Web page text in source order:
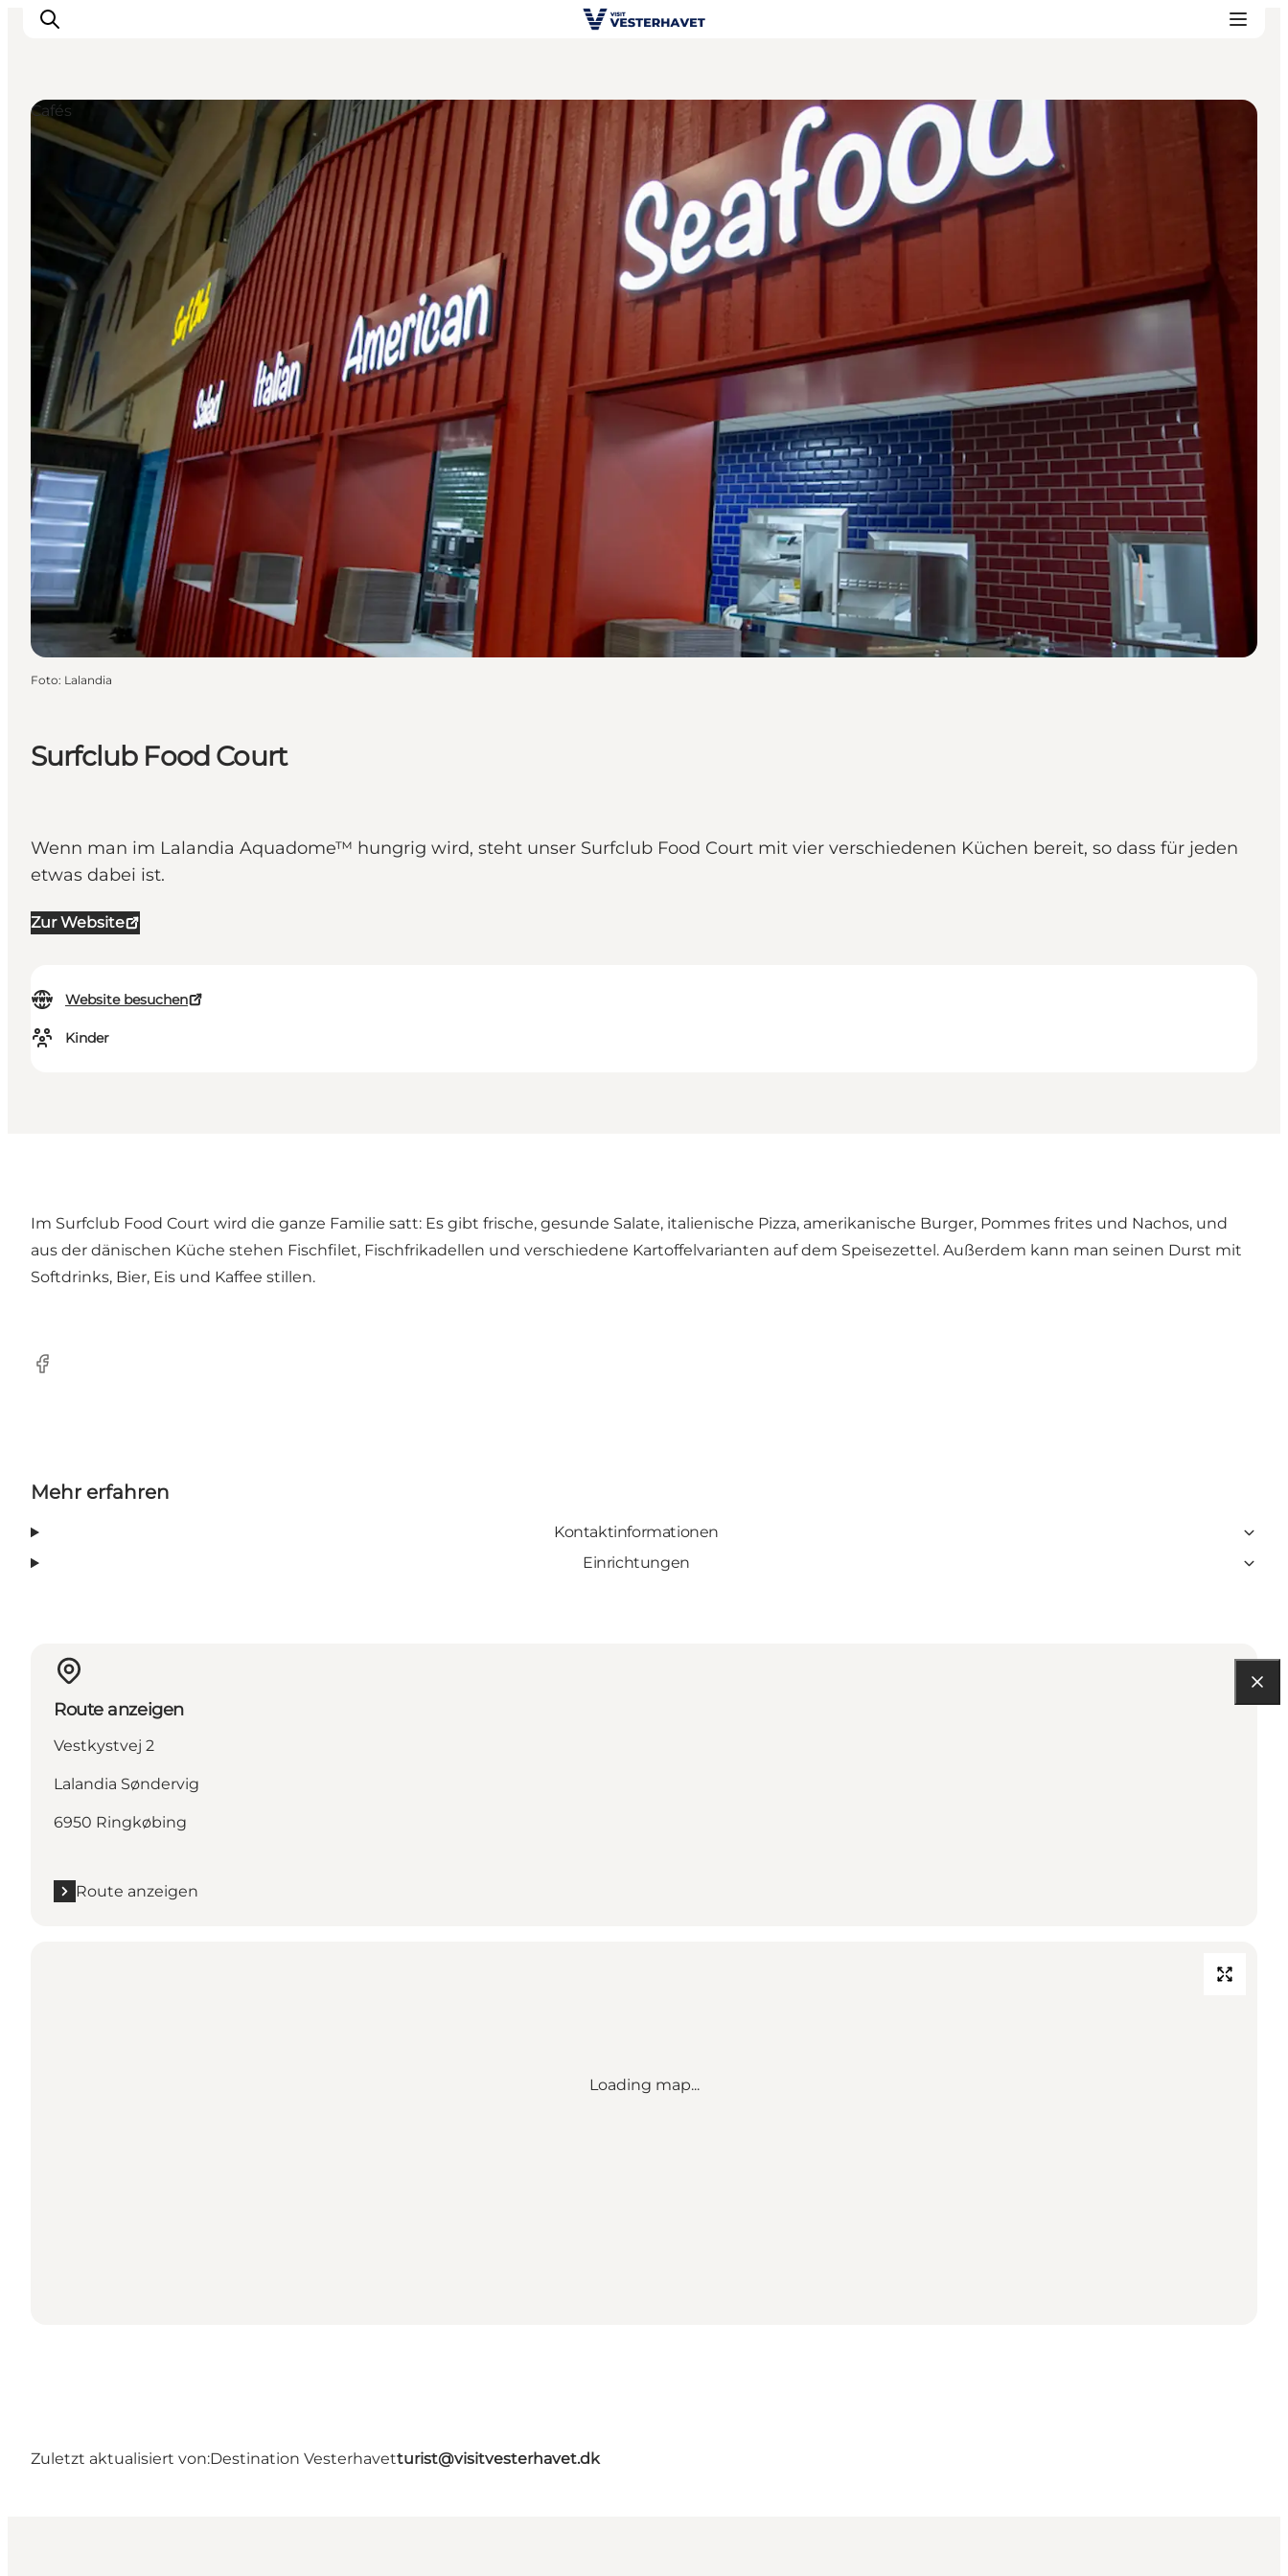
Events
Erlebnisse
Unsere Städte
Essen & Übernachtung
Tickets kaufen
Plane deine Reise
Surfclub Food Court
Wenn man im Lalandia Aquadome™ hungrig wird, steht unser Surfclub Food Court mit vier verschiedenen Küchen bereit, so dass für jeden
etwas dabei ist.
Zur Website
Website besuchen
Kinder
Cafés
Foto: Lalandia
Im Surfclub Food Court wird die ganze Familie satt: Es gibt frische, gesunde Salate, italienische Pizza, amerikanische Burger, Pommes frites und Nachos, und
aus der dänischen Küche stehen Fischfilet, Fischfrikadellen und verschiedene Kartoffelvarianten auf dem Speisezettel. Außerdem kann man seinen Durst mit
Softdrinks, Bier, Eis und Kaffee stillen.
Facebook
Mehr erfahren
Kontaktinformationen
Einrichtungen
Route anzeigen
Vestkystvej 2
Lalandia Søndervig
6950 Ringkøbing
Route anzeigen
Loading map...
Zuletzt aktualisiert von:Destination Vesterhavetturist@visitvesterhavet.dk